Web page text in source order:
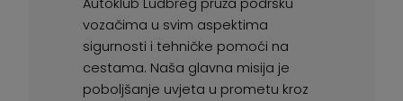
Autoklub Ludbreg pruža podršku
vozačima u svim aspektima
sigurnosti i tehničke pomoći na
cestama. Naša glavna misija je
poboljšanje uvjeta u prometu kroz